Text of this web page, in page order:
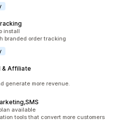
install
branded order tracking
& Affiliate
generate more revenue.
available
tools that convert more customers